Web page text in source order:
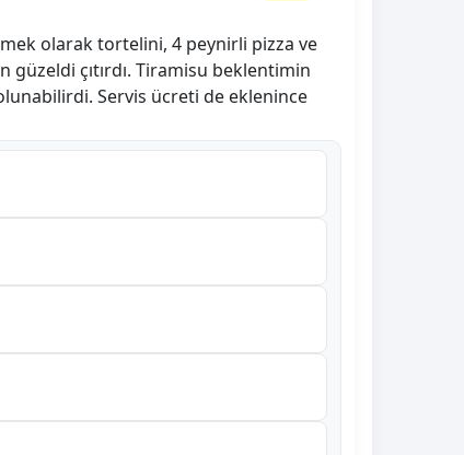
olarak tortelini, 4 peynirli pizza ve
çıtırdı. Tiramisu beklentimin
Servis ücreti de eklenince